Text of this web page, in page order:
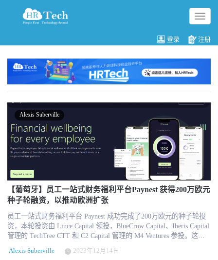
切
换
航
登录 注册
Alexis Suberville
【葡萄牙】员工一站式财务福利平台Paynest 获得200万欧元
种子轮融资，以推动欧洲扩张
员工一站式财务福利平台 Paynest 成功完成了200万欧元的种子轮投
资，本轮投资由 Lince Capital 领投，BlueCrow Capital、Iberis Capital
管理的 TechTree CTT 和 C2 Capital 管理的 M4 Ventures 参投。这笔
投资将使团队能够推进产品开发工作，加强团队实力，并加快公司
在欧洲的扩张计划。 Paynest 于 2022 年 11 月由Nuno Pereira创立，
Alexis Suberville 2023年12月14日